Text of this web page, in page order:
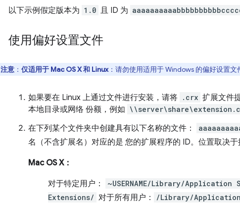
以下示例假定版本为 1.0 且 ID 为
使用偏好设置文件
注意 ： 仅适用于 Mac OS X 和 Linux：请勿使用适用于 Windows 的偏好设置文
如果要在 Linux 上通过文件进行安装，请将 .crx 扩展文件
本地目录或网络 份额，例如
在下列某个文件夹中创建具有以下名称的文件：
名（不含扩展名）对应的是 您的扩展程序的 ID。位置取决于
Mac OS X：
对于特定用户：
~USERNAME/Library/
Extensions/ 对于所有用户：
/Library/Application